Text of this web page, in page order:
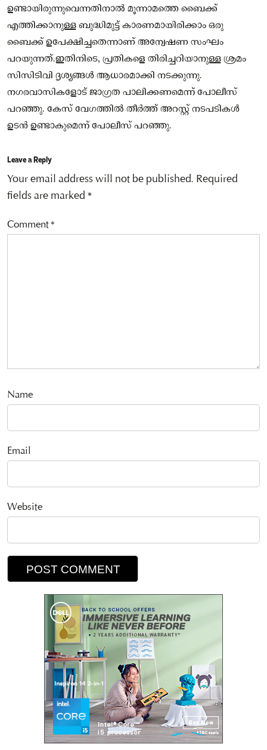
ഉണ്ടായിരുന്നുവെന്നതിനാൽ മൂന്നാമത്തെ ബൈക്ക്
എത്തിക്കാനുള്ള ബുദ്ധിമുട്ട് കാരണമായിരിക്കാം ഒരു
ബൈക്ക് ഉപേക്ഷിച്ചതെന്നാണ് അന്വേഷണ സംഘം
പറയുന്നത്.ഇതിനിടെ, പ്രതികളെ തിരിച്ചറിയാനുള്ള ശ്രമം
സിസിടിവി ദൃശ്യങ്ങൾ ആധാരമാക്കി നടക്കുന്നു.
നഗരവാസികളോട് ജാഗ്രത പാലിക്കണമെന്ന് പോലീസ്
പറഞ്ഞു. കേസ് വേഗത്തിൽ തീർത്ത് അറസ്റ്റ് നടപടികൾ
ഉടൻ ഉണ്ടാകുമെന്ന് പോലീസ് പറഞ്ഞു.
Leave a Reply
Your email address will not be published. Required
fields are marked *
Comment*
Name
Email
Website